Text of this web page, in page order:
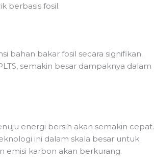
berbasis fosil.
bahan bakar fosil secara signifikan.
semakin besar dampaknya dalam
energi bersih akan semakin cepat.
ini dalam skala besar untuk
emisi karbon akan berkurang.